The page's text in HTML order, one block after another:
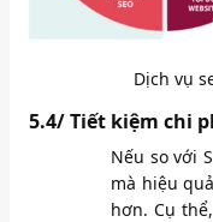
Dịch vụ
5.4/ Tiết kiệm chi
Nếu so với
mà hiệu
hơn. Cụ